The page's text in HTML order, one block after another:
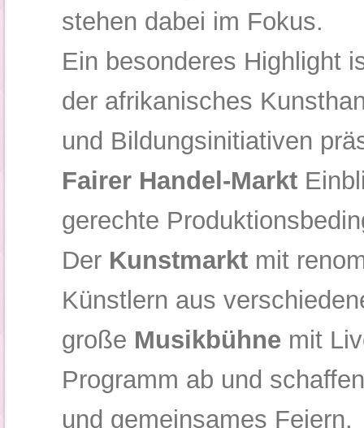
stehen dabei im Fokus.
Ein besonderes Highlight
der afrikanisches
und Bildungsinitiativen
Fairer Handel-Markt
gerechte
Der Kunstmarktmit
Künstlern aus
große Musikbühne mit
Programm ab und
und gemeinsames Feiern.